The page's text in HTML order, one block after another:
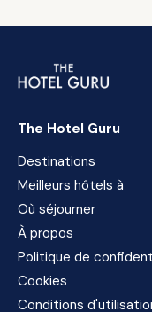
The Hotel Guru
Destinations
Meilleurs hôtels à
Où séjourner
À propos
Politique de
Cookies
Conditions